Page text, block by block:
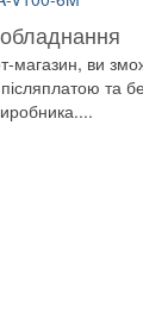
магазин, ви
та